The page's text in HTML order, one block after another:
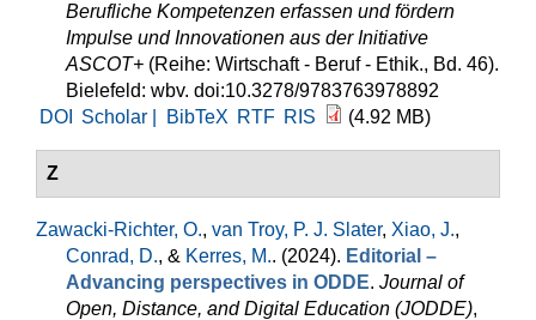
Berufliche Kompetenzen erfassen und fördern
Impulse und Innovationen aus der Initiative
ASCOT+ (Reihe: Wirtschaft - Beruf - Ethik., Bd. 46).
Bielefeld: wbv. doi:10.3278/9783763978892
DOI
Scholar | BibTeX RTF RIS (4.92 MB)
Z
Zawacki-Richter, O., van Troy, P. J. Slater, Xiao, J.,
Conrad, D., & Kerres, M.. (2024). Editorial –
Advancing perspectives in ODDE. Journal of
Open, Distance, and Digital Education (JODDE),